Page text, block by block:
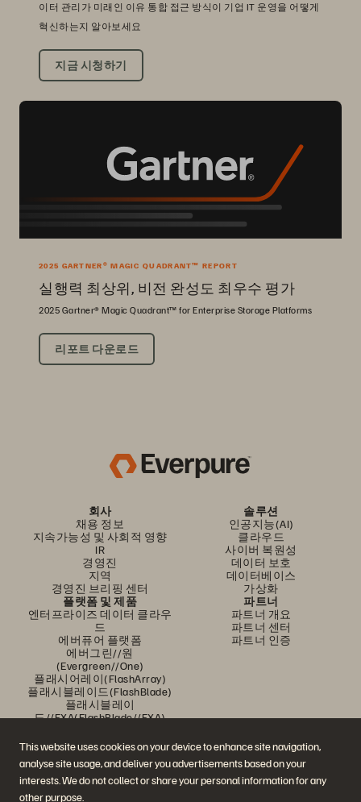
This website uses cookies on your device to enhance site navigation,
analyse site usage, and deliver you advertisements based on your
interests. We do not collect or share your personal information for any
other purpose.
이터 관리가 미래인 이유 통합 접근 방식이 기업 IT 운영을 어떻게
혁신하는지 알아보세요
지금 시청하기
2025 GARTNER® MAGIC QUADRANT™ REPORT
실행력 최상위, 비전 완성도 최우수 평가
2025 Gartner® Magic Quadrant™ for Enterprise Storage Platforms
리포트 다운로드
회사
채용 정보
지속가능성 및 사회적 영향
IR
경영진
지역
경영진 브리핑 센터
솔루션
인공지능(AI)
클라우드
사이버 복원성
데이터 보호
데이터베이스
가상화
플랫폼 및 제품
엔터프라이즈 데이터 클라우
드
에버퓨어 플랫폼
에버그린//원
(Evergreen//One)
플래시어레이(FlashArray)
플래시블레이드(FlashBlade)
플래시블레이
드//EXA(FlashBlade//EXA)
포트웍스(Portworx)
파트너
파트너 개요
파트너 센터
파트너 인증
Pure360 데모
이벤트 및 웨비나
제품 공지사항
영업팀에 문의하기
문의하기